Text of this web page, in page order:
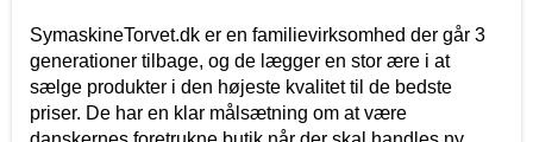
SymaskineTorvet.dk er en familievirksomhed der går 3
generationer tilbage, og de lægger en stor ære i at
sælge produkter i den højeste kvalitet til de bedste
priser. De har en klar målsætning om at være